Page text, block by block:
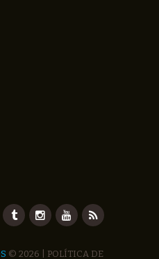
© 2026 | POLÍTICA DE